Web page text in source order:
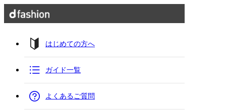
はじめての方へ
ガイド一覧
よくあるご質問